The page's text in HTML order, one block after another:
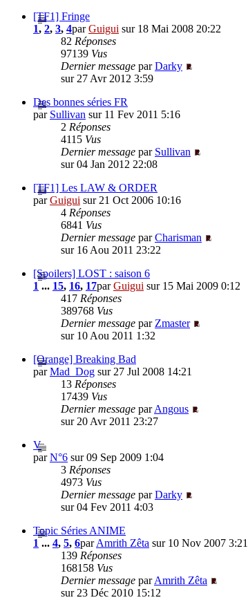
[TF1] Fringe
1, 2, 3, 4parGuigui sur 18 Mai 2008 20:22
82 Réponses
97139 Vus
Dernier message parDarky
sur 27 Avr 2012 3:59
Des bonnes séries FR
par Sullivan sur 11 Fev 2011 5:16
2 Réponses
4115 Vus
Dernier message par Sullivan
sur 04 Jan 2012 22:08
[TF1] Les LAW & ORDER
parGuigui sur 21 Oct 2006 10:16
4 Réponses
6841 Vus
Dernier message parCharisman
sur 16 Aou 2011 23:22
[Spoilers] LOST : saison 6
1 ... 15, 16, 17parGuigui sur 15 Mai 2009 0:12
417 Réponses
389768 Vus
Dernier message parZmaster
sur 10 Aou 2011 1:32
[Orange] Breaking Bad
parMad_Dog sur 27 Jul 2008 14:21
13 Réponses
17439 Vus
Dernier message parAngous
sur 20 Avr 2011 23:27
V
parN°6 sur 09 Sep 2009 1:04
3 Réponses
4973 Vus
Dernier message parDarky
sur 04 Fev 2011 4:03
Topic Séries ANIME
1 ... 4, 5, 6parAmrith Zêta sur 10 Nov 2007 3:21
139 Réponses
168158 Vus
Dernier message parAmrith Zêta
sur 23 Déc 2010 15:12